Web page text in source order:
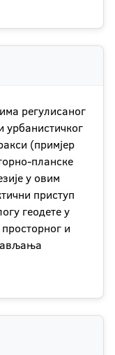
регулисаног
урбанистичког
(примјер
планске
у овим
приступ
геодете у
и